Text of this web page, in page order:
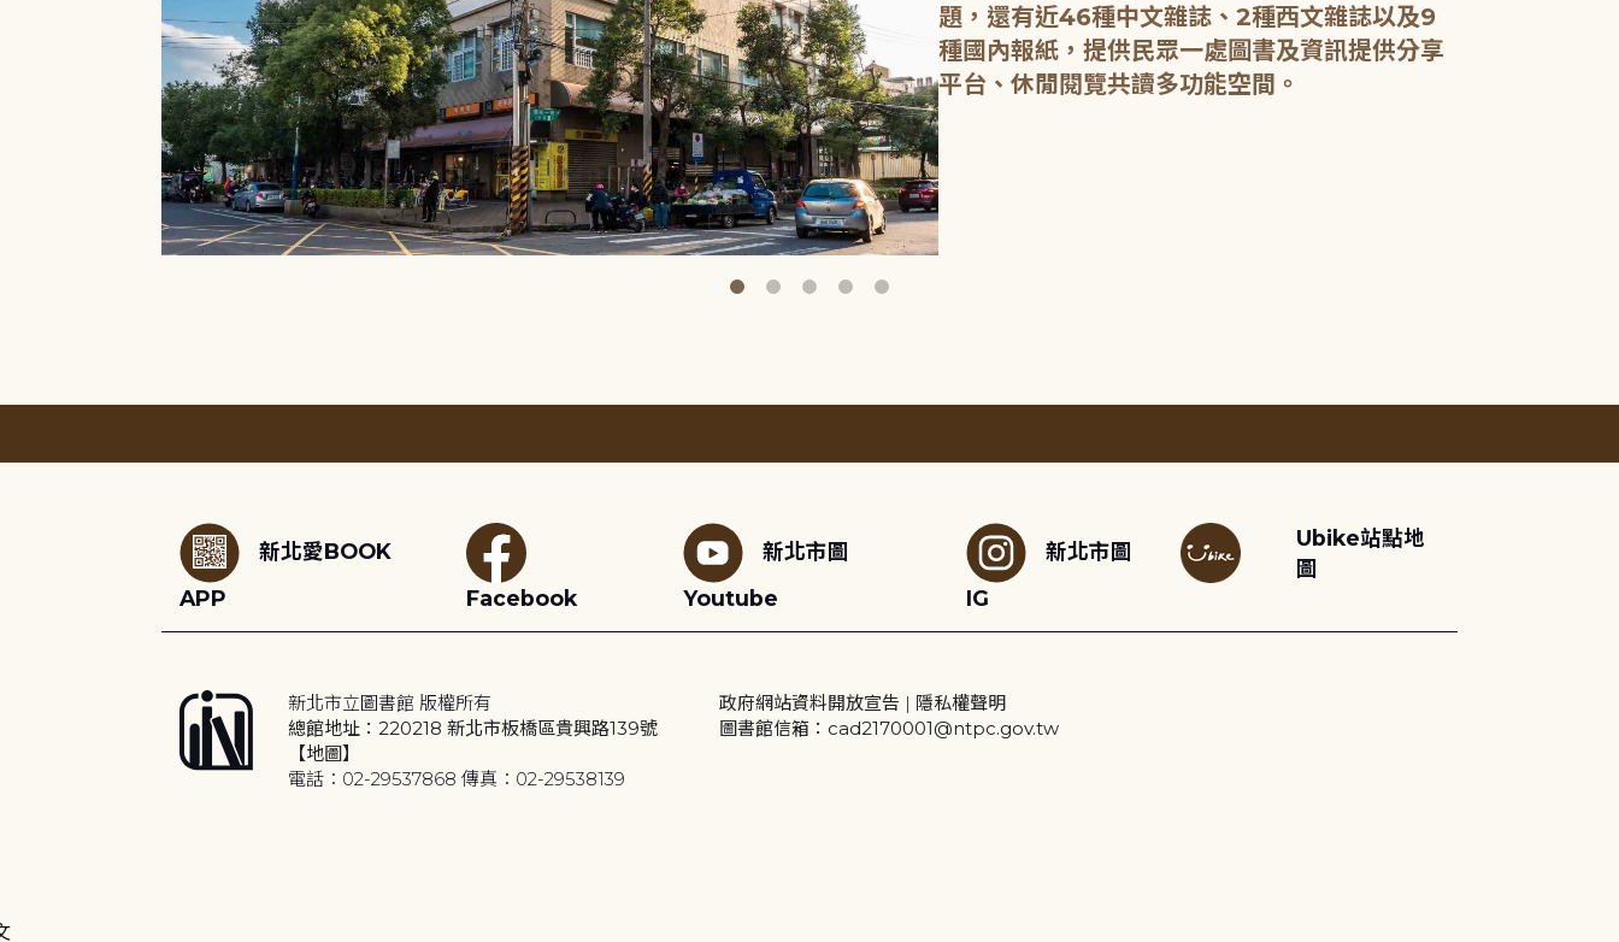
題，還有近46種中文雜誌、2種西文雜誌以及9
種國內報紙，提供民眾一處圖書及資訊提供分享
新北愛BOOK
APP
Facebook
新北市圖
Youtube
新北市圖
IG
Ubike站點地
圖
新北市立圖書館 版權所有
總館地址：220218 新北市板橋區貴興路139號
【地圖】
電話：02-29537868 傳真：02-29538139
政府網站資料開放宣告 | 隱私權聲明
圖書館信箱：cad2170001@ntpc.gov.tw